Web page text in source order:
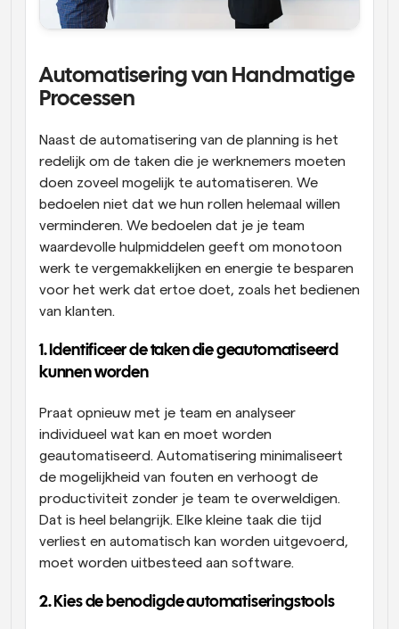
Automatisering van Handmatige
Processen
Naast de automatisering van de planning is het
redelijk om de taken die je werknemers moeten
doen zoveel mogelijk te automatiseren. We
bedoelen niet dat we hun rollen helemaal willen
verminderen. We bedoelen dat je je team
waardevolle hulpmiddelen geeft om monotoon
werk te vergemakkelijken en energie te besparen
voor het werk dat ertoe doet, zoals het bedienen
van klanten.
1. Identificeer de taken die geautomatiseerd
kunnen worden
Praat opnieuw met je team en analyseer
individueel wat kan en moet worden
geautomatiseerd. Automatisering minimaliseert
de mogelijkheid van fouten en verhoogt de
productiviteit zonder je team te overweldigen.
Dat is heel belangrijk. Elke kleine taak die tijd
verliest en automatisch kan worden uitgevoerd,
moet worden uitbesteed aan software.
2. Kies de benodigde automatiseringstools